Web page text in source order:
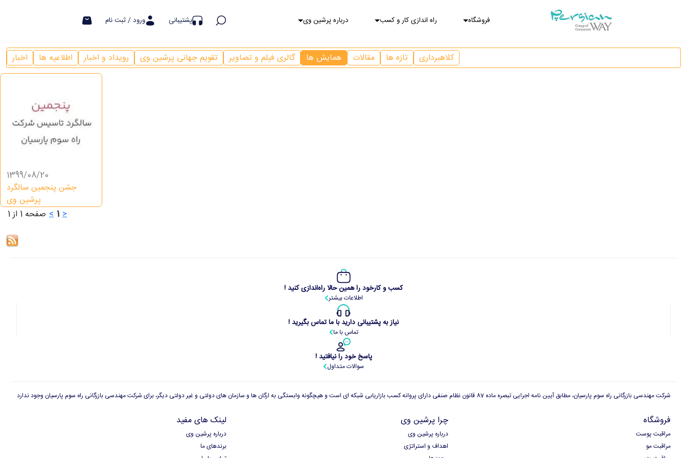
فروشگاه راه اندازی کار و کسب درباره پرشین وی پشتیبانی ورود / ثبت نام
اخبار اطلاعیه ها رویداد و اخبار تقویم جهانی پرشین وی گالری فیلم و تصاویر همایش ها مقالات تازه ها کلاهبرداری
1399/08/20
جشن پنجمین سالگرد
پرشین وی
صفحه 1 از 1 < 1 >
کسب و کارخود را همین حالا راه‌اندازی کنید !
اطلاعات بیشتر
نیاز به پشتیبانی دارید با ما تماس بگیرید !
تماس با ما
پاسخ خود را نیافتید !
سوالات متداول
شرکت مهندسی بازرگانی راه سوم پارسیان، مطابق آیین نامه اجرایی تبصره ماده 87 قانون نظام صنفی دارای پروانه کسب بازاریابی شبکه ای است و هیچگونه وابستگی به ارگان ها و سازمان های دولتی و غیر دولتی دیگر، برای شرکت مهندسی بازرگانی راه سوم پارسیان وجود ندارد
فروشگاه
مراقبت پوست
مراقبت مو
چرا پرشین وی
درباره پرشین وی
اهداف و استراتژی
لینک های مفید
درباره پرشین وی
برندهای ما